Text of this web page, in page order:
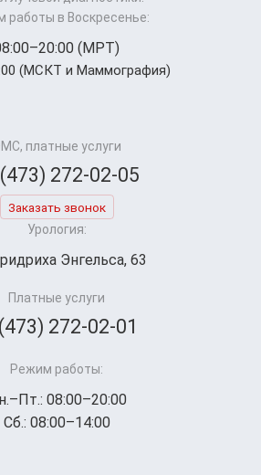
работы в Воскресенье:
(МРТ)
(МСКТ и Маммография)
платные услуги
272-02-05
Заказать звонок
Урология:
Энгельса, 63
Платные услуги
272-02-01
Режим работы:
08:00–20:00
Сб.: 08:00–14:00